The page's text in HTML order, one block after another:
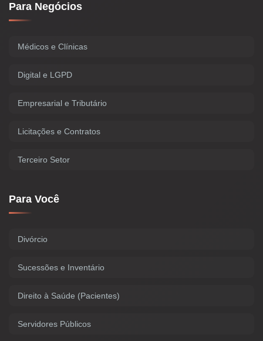
Para Negócios
Médicos e Clínicas
Digital e LGPD
Empresarial e Tributário
Licitações e Contratos
Terceiro Setor
Para Você
Divórcio
Sucessões e Inventário
Direito à Saúde (Pacientes)
Servidores Públicos